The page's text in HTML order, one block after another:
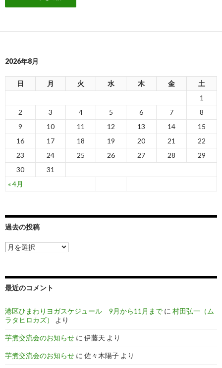
2026年8月
日 月 火 水 木 金 土
« 4月
1
2
3 4 5 6 7
8
9
10 11 12 13 14
15
16
17 18 19 20 21
22
23
24 25 26 27 28
29
30
31
過去の投稿
過
最近のコメント
港区ひまわりヨガスケジュール 9月から11月まで に 村田弘一（ム
ラタヒロカズ）
より
芋煮交流会のお知らせ に 伊藤天 より
芋煮交流会のお知らせ に 佐々木陽子 より